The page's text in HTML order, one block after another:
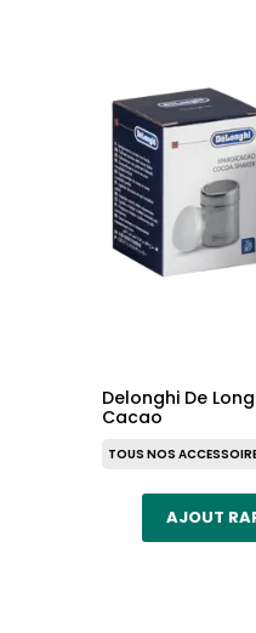
Delonghi De
Cacao
TOUS NOS
AJOUT